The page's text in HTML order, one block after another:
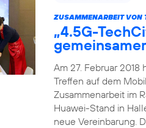
ZUSAMMENARBEIT VON
„4.5G-
Am 27. Februar
Treffen auf dem
Zusammenarbeit im
Huawei-Stand in
neue Vereinbarung.